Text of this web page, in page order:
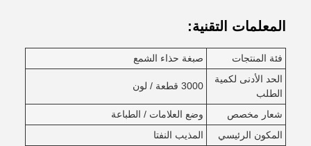
المعلمات التقنية:
فئة المنتجات
صبغة حذاء الشمع
الحد الأدنى لكمية
الطلب
3000 قطعة / لون
شعار مخصص
وضع العلامات / الطباعة
المكون الرئيسي
المذيب النفتا